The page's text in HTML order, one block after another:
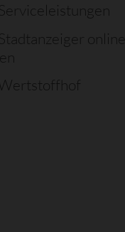
Serviceleistungen
Stadtanzeiger online